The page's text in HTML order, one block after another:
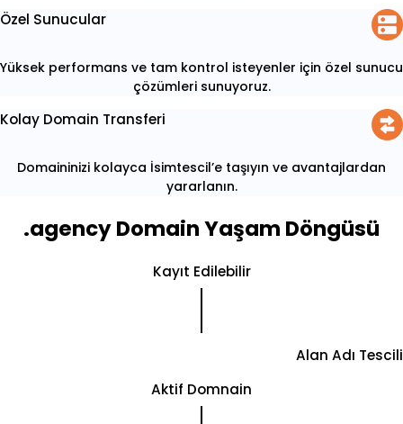
Özel Sunucular
Yüksek performans ve tam kontrol isteyenler için özel sunucu
çözümleri sunuyoruz.
Kolay Domain Transferi
Domaininizi kolayca İsimtescil’e taşıyın ve avantajlardan
yararlanın.
.agency Domain Yaşam Döngüsü
Kayıt Edilebilir
Alan Adı Tescili
Aktif Domnain